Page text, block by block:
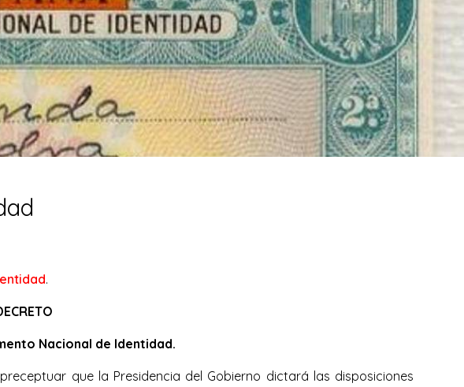
.
Nacional de Identidad.
que la Presidencia del Gobierno dictará las disposiciones